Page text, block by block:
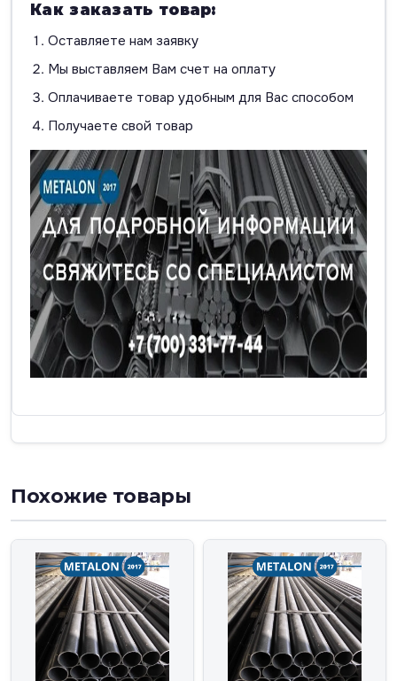
Как заказать товар:
Оставляете нам заявку
Мы выставляем Вам счет на оплату
Оплачиваете товар удобным для Вас способом
Получаете свой товар
Похожие товары